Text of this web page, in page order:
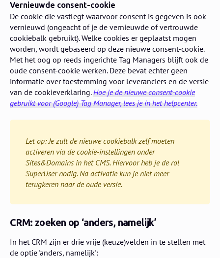
Vernieuwde consent-cookie
De cookie die vastlegt waarvoor consent is gegeven is ook
vernieuwd (ongeacht of je de vernieuwde of vertrouwde
cookiebalk gebruikt). Welke cookies er geplaatst mogen
worden, wordt gebaseerd op deze nieuwe consent-cookie.
Met het oog op reeds ingerichte Tag Managers blijft ook de
oude consent-cookie werken. Deze bevat echter geen
informatie over toestemming voor leveranciers en de versie
van de cookieverklaring.Hoe je de nieuwe consent-cookie
gebruikt voor (Google) Tag Manager, lees je in het helpcenter.
Let op: Je zult de nieuwe cookiebalk zelf moeten
activeren via de cookie-instellingen onder
Sites&Domains in het CMS. Hiervoor heb je de rol
SuperUser nodig. Na activatie kun je niet meer
terugkeren naar de oude versie.
CRM: zoeken op ‘anders, namelijk’
In het CRM zijn er drie vrije (keuze)velden in te stellen met
de optie 'anders, namelijk':